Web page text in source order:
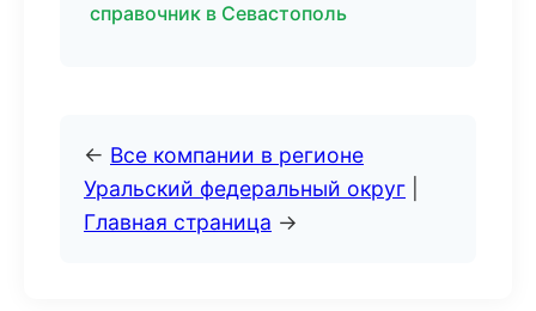
справочник в Севастополь
← Все компании в регионе
Уральский федеральный округ
Главная страница →